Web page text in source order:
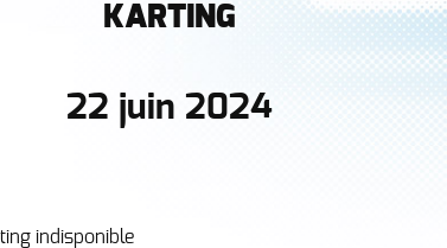
KARTING
22 juin 2024
indisponible